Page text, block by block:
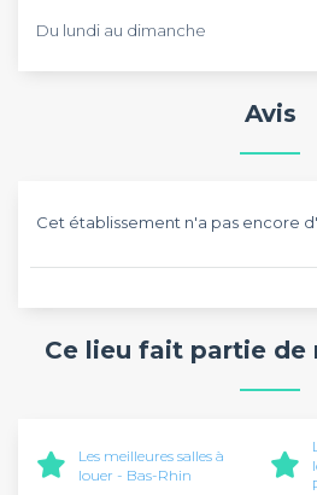
Du lundi au dimanche
Avis
Cet établissement n'a pas encore
Ce lieu fait partie de
Les meilleures salles à
louer - Bas-Rhin